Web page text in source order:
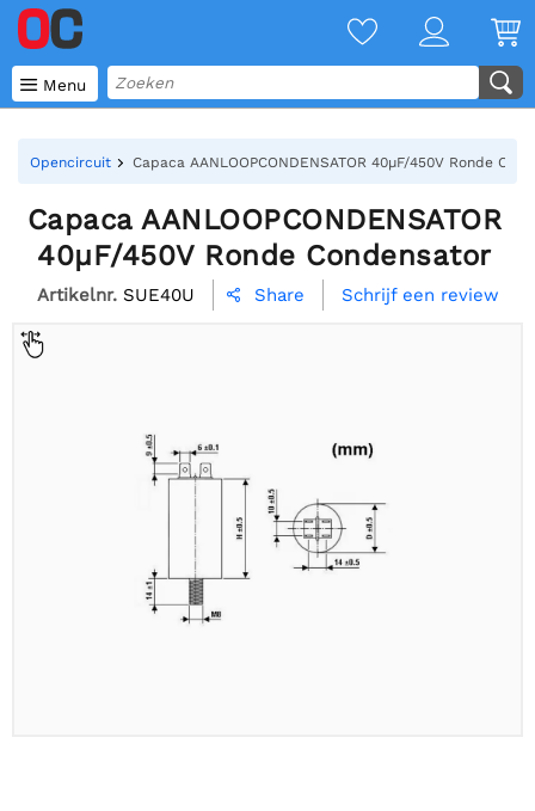
 Menu
Opencircuit Capaca AANLOOPCONDENSATOR 40µF/450V Ronde
Capaca AANLOOPCONDENSATOR
40µF/450V Ronde Condensator
Artikelnr. SUE40U  Share Schrijf een review